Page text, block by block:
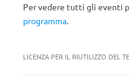
Per vedere tutti gli eventi
programma.
LICENZA PER IL RIUTILIZZO DEL